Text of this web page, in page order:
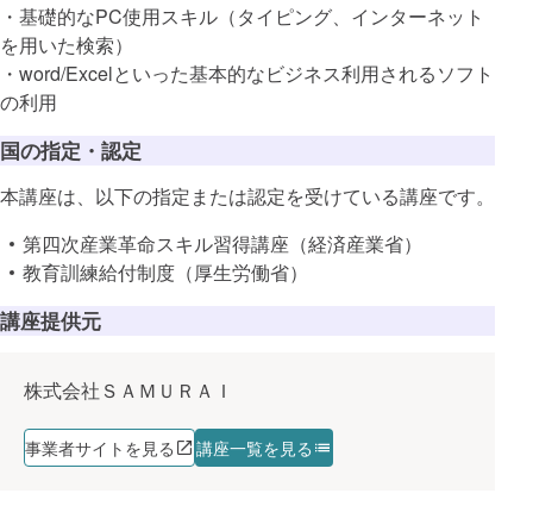
・基礎的なPC使用スキル（タイピング、インターネット
を用いた検索）
・word/Excelといった基本的なビジネス利用されるソフト
の利用
国の指定・認定
本講座は、以下の指定または認定を受けている講座です。
第四次産業革命スキル習得講座（経済産業省）
教育訓練給付制度（厚生労働省）
講座提供元
株式会社ＳＡＭＵＲＡＩ
事業者サイトを見る 講座一覧を見る